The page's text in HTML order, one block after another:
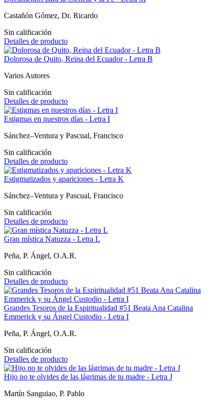
Castañón Gómez, Dr. Ricardo
Sin calificación
Detalles de producto
Dolorosa de Quito, Reina del Ecuador - Letra B
Varios Autores
Sin calificación
Detalles de producto
Estigmas en nuestros días - Letra I
Sánchez–Ventura y Pascual, Francisco
Sin calificación
Detalles de producto
Estigmatizados y apariciones - Letra K
Sánchez–Ventura y Pascual, Francisco
Sin calificación
Detalles de producto
Gran mística Natuzza - Letra L
Peña, P. Ángel, O.A.R.
Sin calificación
Detalles de producto
Grandes Tesoros de la Espiritualidad #51 Beata Ana Catalina
Emmerick y su Ángel Custodio - Letra I
Peña, P. Ángel, O.A.R.
Sin calificación
Detalles de producto
Hijo no te olvides de las lágrimas de tu madre - Letra J
Martín Sanguiao, P. Pablo